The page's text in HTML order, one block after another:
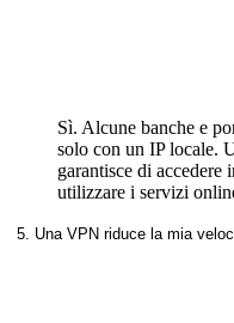
Sì. Alcune banche e
solo con un IP locale.
garantisce di
utilizzare i servizi
5. Una VPN riduce la mia